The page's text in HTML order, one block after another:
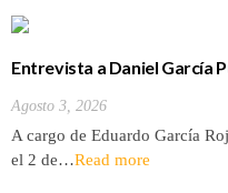
Entrevista a Daniel García
Agosto 3, 2026
A cargo de Eduardo García
el 2 de…Read more